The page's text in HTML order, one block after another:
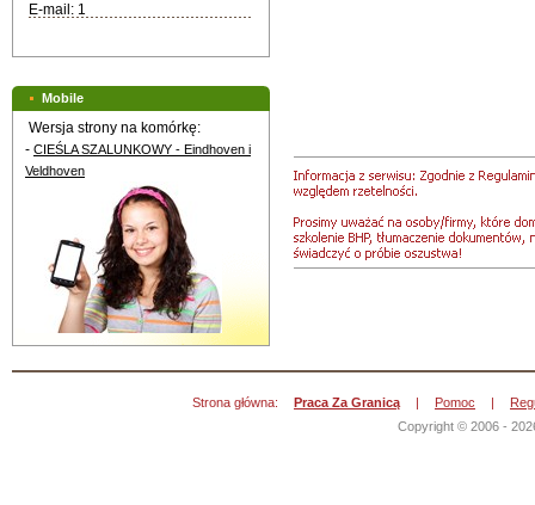
E-mail: 1
Mobile
Wersja strony na komórkę:
- CIEŚLA SZALUNKOWY - Eindhoven i
Veldhoven
Strona główna: Praca Za Granicą | Pomoc |
Copyright © 2006 -